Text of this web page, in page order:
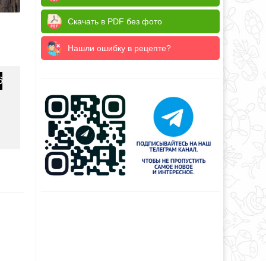
Скачать в PDF без фото
Нашли ошибку в рецепте?